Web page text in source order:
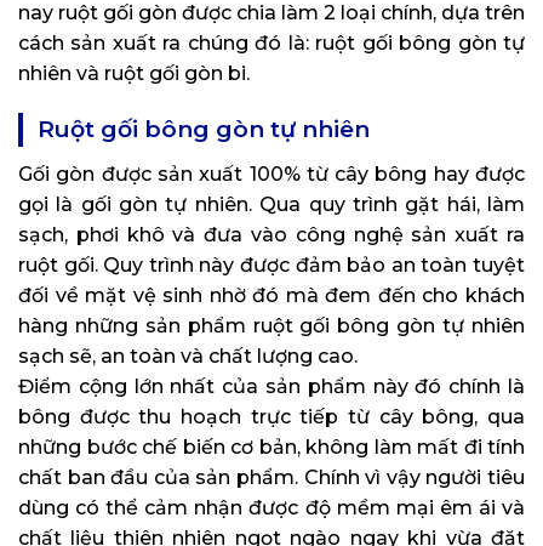
nay ruột gối gòn được chia làm 2 loại chính, dựa trên
cách sản xuất ra chúng đó là: ruột gối bông gòn tự
nhiên và ruột gối gòn bi.
Ruột gối bông gòn tự nhiên
Gối gòn được sản xuất 100% từ cây bông hay được
gọi là gối gòn tự nhiên. Qua quy trình gặt hái, làm
sạch, phơi khô và đưa vào công nghệ sản xuất ra
ruột gối. Quy trình này được đảm bảo an toàn tuyệt
đối về mặt vệ sinh nhờ đó mà đem đến cho khách
hàng những sản phẩm ruột gối bông gòn tự nhiên
sạch sẽ, an toàn và chất lượng cao.
Điểm cộng lớn nhất của sản phẩm này đó chính là
bông được thu hoạch trực tiếp từ cây bông, qua
những bước chế biến cơ bản, không làm mất đi tính
chất ban đầu của sản phẩm. Chính vì vậy người tiêu
dùng có thể cảm nhận được độ mềm mại êm ái và
chất liệu thiên nhiên ngọt ngào ngay khi vừa đặt